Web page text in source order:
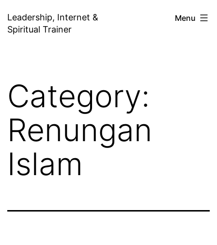
to
Leadership, Internet &
Spiritual Trainer
Menu
Category:
Renungan
Islam